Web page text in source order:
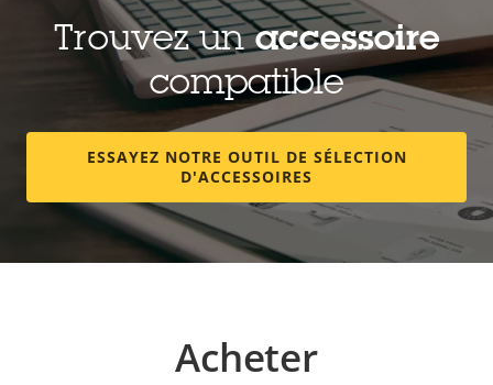
Trouvez unaccessoire
compatible
ESSAYEZ NOTRE OUTIL DE SÉLECTION
D'ACCESSOIRES
Acheter